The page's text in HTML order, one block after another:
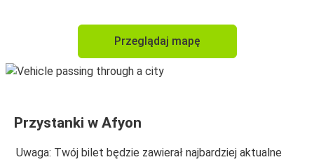
Przeglądaj mapę
Przystanki w Afyon
Uwaga: Twój bilet będzie zawierał najbardziej aktualne